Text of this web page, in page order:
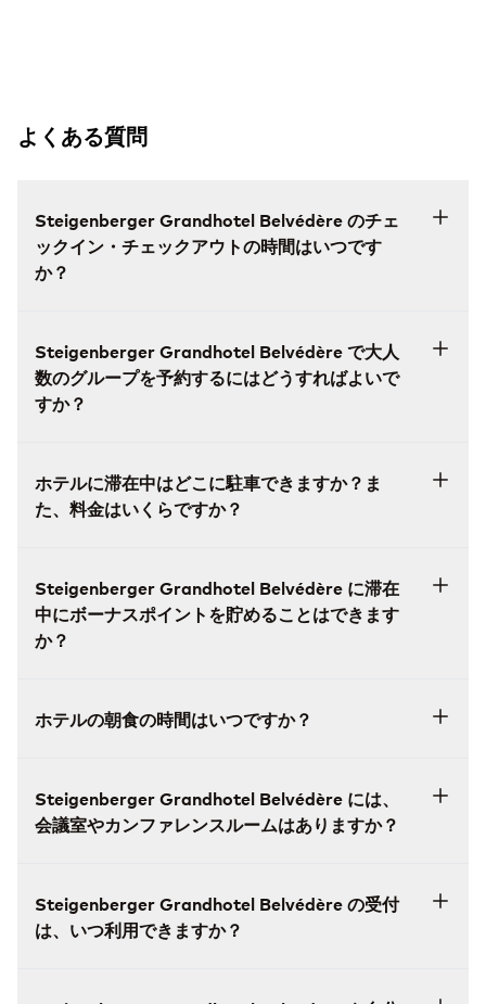
よくある質問
Steigenberger Grandhotel Belvédère のチェ
ックイン・チェックアウトの時間はいつです
か？
Steigenberger Grandhotel Belvédère で大人
数のグループを予約するにはどうすればよいで
すか？
ホテルに滞在中はどこに駐車できますか？ま
た、料金はいくらですか？
Steigenberger Grandhotel Belvédère に滞在
中にボーナスポイントを貯めることはできます
か？
ホテルの朝食の時間はいつですか？
Steigenberger Grandhotel Belvédère には、
会議室やカンファレンスルームはありますか？
Steigenberger Grandhotel Belvédère の受付
は、いつ利用できますか？